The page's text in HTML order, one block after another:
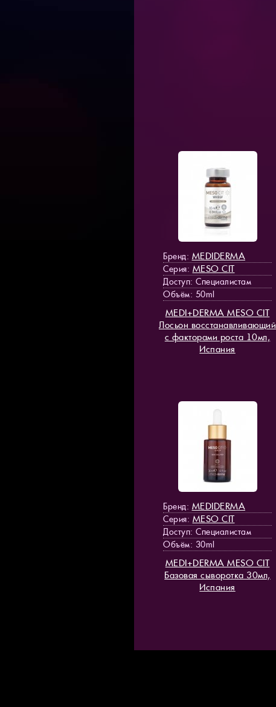
Бренд: MEDIDERMA
Серия: MESO СIT
Доступ: Специалистам
Объём: 50ml
MEDI+DERMA MESO СIT
Лосьон восстанавливающий
с факторами роста 10мл,
Испания
Бренд: MEDIDERMA
Серия: MESO СIT
Доступ: Специалистам
Объём: 30ml
MEDI+DERMA MESO СIT
Базовая сыворотка 30мл,
Испания